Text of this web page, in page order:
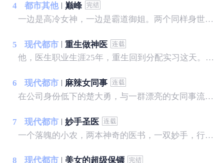
4 都市其他
巅峰
一边是高冷女神，一边是霸道御姐。两个同样身世成谜，水火不容的女人让他左右为难。而因为他引发的争端缓缓展开，一步一步走向更深层次的秘密……
5 现代都市
重生做神医
他，医生职业生涯25年，重生回到分配实习这天。 他，不甘心这一世默默无闻，决心踏上神医之路。 利用超前的医学观念，医行天下，治病救人。 本书揭秘了医疗行业内幕： 医生和医院之间的暗箱操作； 医生和医生之间的职场规则； 医生和药商之间的利益瓜葛； 医生和患者之间的医闹误会； 准备进入执业医生的世界……
6 现代都市
麻辣女同事
在公司身份低下的楚大勇，与一群漂亮的女同事流落孤岛之后，命运从此发生了变化，在原始的求生意识中，人性的光芒和欲望上演了一幕幕引人入胜的故事……
7 现代都市
妙手圣医
一个落魄的小农，两本神奇的医书，一双妙手，行医天下...... 我，宋晚成，什么样的美女没见过...... 这里，有你想看的
8 现代都市 美女的超级保镖